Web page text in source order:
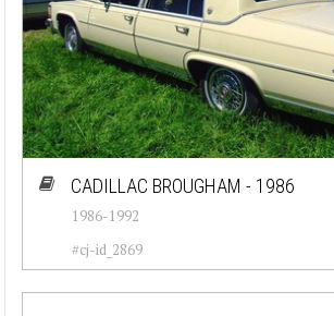
CADILLAC BROUGHAM - 1986
1986-1992
#cj-id_2869